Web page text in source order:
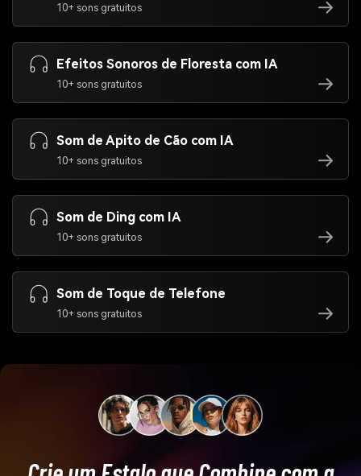
10+ sons gratuitos
Efeitos Sonoros de Floresta com IA
10+ sons gratuitos
Som de Apito de Cão com IA
10+ sons gratuitos
Som de Ding com IA
10+ sons gratuitos
Som de Toque de Telefone
10+ sons gratuitos